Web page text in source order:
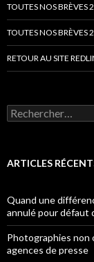
TOUTES NOS BRÈVES
TOUTES NOS BRÈVES
RETOUR AU SITE
Rechercher :
ARTICLES
Quand une
annulé pour défaut
Photographies non
agences de presse